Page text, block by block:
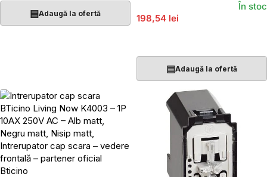
▤Adaugă la ofertă 198,54 lei
În stoc
▤Adaugă la ofertă